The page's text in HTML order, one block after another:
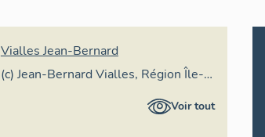
Vialles Jean-Bernard
(c) Jean-Bernard Vialles, Région Île-
Voir tout